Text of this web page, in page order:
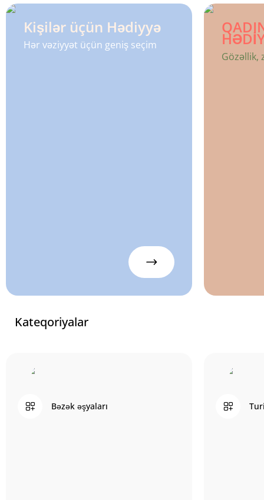
Kişilər üçün Hədiyyə
Hər vəziyyət üçün geniş seçim
Gözəllik,
Kateqoriyalar
Bəzək əşyaları